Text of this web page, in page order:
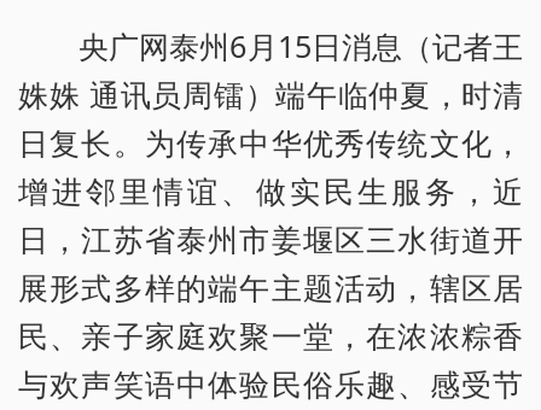
央广网泰州6月15日消息（记者王
姝姝 通讯员周镭）端午临仲夏，时清
日复长。为传承中华优秀传统文化，
增进邻里情谊、做实民生服务，近
日，江苏省泰州市姜堰区三水街道开
展形式多样的端午主题活动，辖区居
民、亲子家庭欢聚一堂，在浓浓粽香
与欢声笑语中体验民俗乐趣、感受节